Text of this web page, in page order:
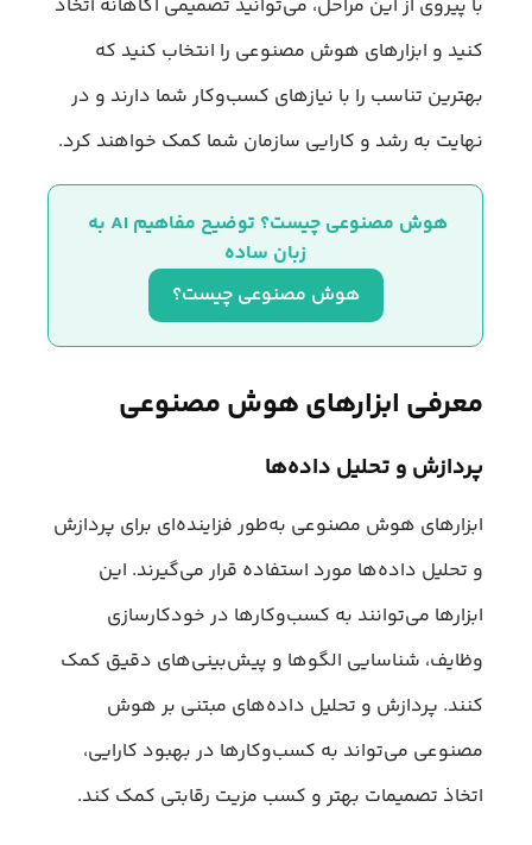
با پیروی از این مراحل، می‌توانید تصمیمی آگاهانه اتخاذ
کنید و ابزارهای هوش مصنوعی را انتخاب کنید که
بهترین تناسب را با نیازهای کسب‌وکار شما دارند و در
نهایت به رشد و کارایی سازمان شما کمک خواهند کرد.
هوش مصنوعی چیست؟ توضیح مفاهیم AI به
زبان ساده
هوش مصنوعی چیست؟
معرفی ابزارهای هوش مصنوعی
پردازش و تحلیل داده‌ها
ابزارهای هوش مصنوعی به‌طور فزاینده‌ای برای پردازش
و تحلیل داده‌ها مورد استفاده قرار می‌گیرند. این
ابزارها می‌توانند به کسب‌وکارها در خودکارسازی
وظایف، شناسایی الگوها و پیش‌بینی‌های دقیق کمک
کنند. پردازش و تحلیل داده‌های مبتنی بر هوش
مصنوعی می‌تواند به کسب‌وکارها در بهبود کارایی،
اتخاذ تصمیمات بهتر و کسب مزیت رقابتی کمک کند.